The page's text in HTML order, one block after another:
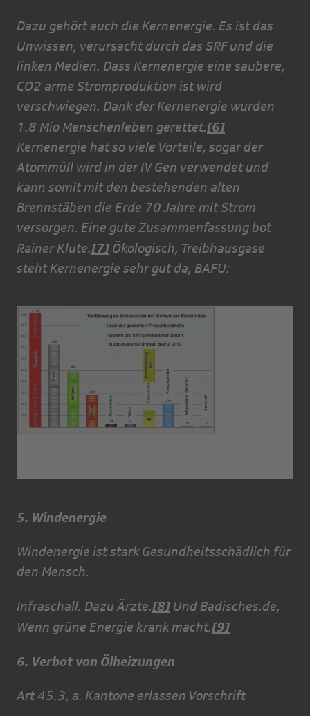
Dazu gehört auch die Kernenergie. Es ist das
Unwissen, verursacht durch das SRF und die
linken Medien. Dass Kernenergie eine saubere,
CO2 arme Stromproduktion ist wird
verschwiegen. Dank der Kernenergie wurden
1.8 Mio Menschenleben gerettet.[6]
Kernenergie hat so viele Vorteile, sogar der
Atommüll wird in der IV Gen verwendet und
kann somit mit den bestehenden alten
Brennstäben die Erde 70 Jahre mit Strom
versorgen. Eine gute Zusammenfassung bot
Rainer Klute.[7] Ökologisch, Treibhausgase
steht Kernenergie sehr gut da, BAFU:
5. Windenergie
Windenergie ist stark Gesundheitsschädlich für
den Mensch.
Infraschall. Dazu Ärzte.[8] Und Badisches.de,
Wenn grüne Energie krank macht.[9]
6. Verbot von Ölheizungen
Art 45.3, a. Kantone erlassen Vorschrift